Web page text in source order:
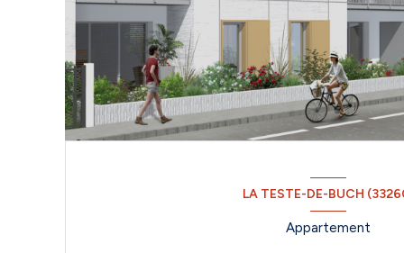
LA TESTE-DE-BUCH
Appartement